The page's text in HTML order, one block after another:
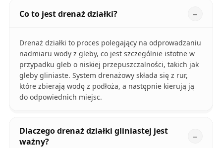
Co to jest drenaż działki?
Drenaż działki to proces polegający na odprowadzaniu
nadmiaru wody z gleby, co jest szczególnie istotne w
przypadku gleb o niskiej przepuszczalności, takich jak
gleby gliniaste. System drenażowy składa się z rur,
które zbierają wodę z podłoża, a następnie kierują ją
do odpowiednich miejsc.
Dlaczego drenaż działki gliniastej jest
ważny?